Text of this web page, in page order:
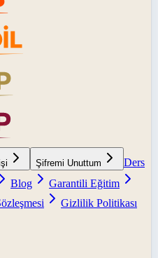
Şifremi Unuttum
Ders
Blog
Garantili Eğitim
Gizlilik Politikası